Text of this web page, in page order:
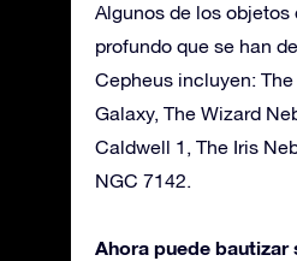
Algunos de los objetos
profundo que se han
Cepheus incluyen:
Galaxy, The Wizard
Caldwell 1, The Iris
NGC 7142.
Ahora puede bautizar